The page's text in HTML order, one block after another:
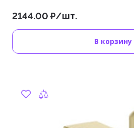
2144.00 ₽/шт.
В корзину